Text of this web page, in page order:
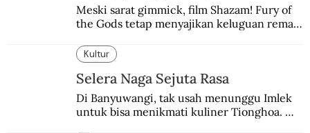
Meski sarat gimmick, film Shazam! Fury of
the Gods tetap menyajikan keluguan remaja
Yunani.
Kultur
Selera Naga Sejuta Rasa
Di Banyuwangi, tak usah menunggu Imlek
untuk bisa menikmati kuliner Tionghoa.